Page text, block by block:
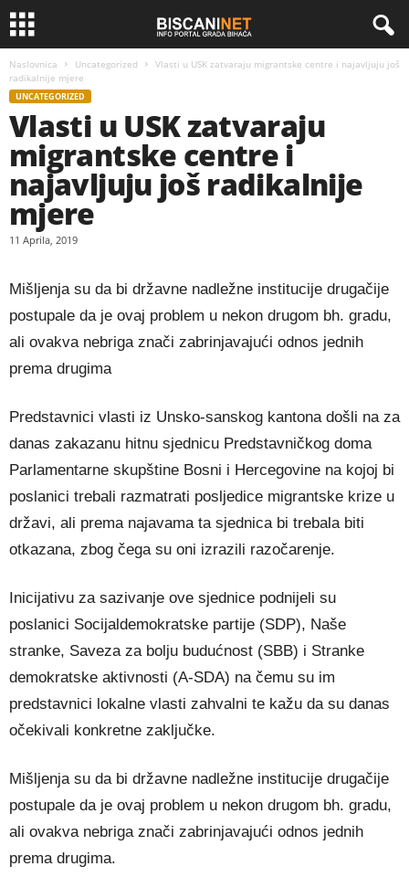
Naslovnica Uncategorized
Vlasti u USK zatvaraju migrantske centre i najavljuju još
radikalnije mjere
UNCATEGORIZED
Vlasti u USK zatvaraju
migrantske centre i
najavljuju još radikalnije
mjere
11 Aprila, 2019
Mišljenja su da bi državne nadležne institucije drugačije
postupale da je ovaj problem u nekon drugom bh. gradu,
ali ovakva nebriga znači zabrinjavajući odnos jednih
prema drugima
Predstavnici vlasti iz Unsko-sanskog kantona došli na za
danas zakazanu hitnu sjednicu Predstavničkog doma
Parlamentarne skupštine Bosni i Hercegovine na kojoj bi
poslanici trebali razmatrati posljedice migrantske krize u
državi, ali prema najavama ta sjednica bi trebala biti
otkazana, zbog čega su oni izrazili razočarenje.
Inicijativu za sazivanje ove sjednice podnijeli su
poslanici Socijaldemokratske partije (SDP), Naše
stranke, Saveza za bolju budućnost (SBB) i Stranke
demokratske aktivnosti (A-SDA) na čemu su im
predstavnici lokalne vlasti zahvalni te kažu da su danas
očekivali konkretne zaključke.
Mišljenja su da bi državne nadležne institucije drugačije
postupale da je ovaj problem u nekon drugom bh. gradu,
ali ovakva nebriga znači zabrinjavajući odnos jednih
prema drugima.